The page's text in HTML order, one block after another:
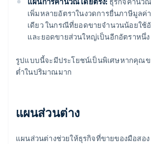
เพิ่มหลายอัตราในงวดการยื่นภาษีมูลค่
เดียว ในกรณีที่ยอดขายจำนวนน้อยใช้
และยอดขายส่วนใหญ่เป็นอีกอัตราหนึ่ง
รูปแบบนี้จะมีประโยชน์เป็นพิเศษหากคุณ
ต่ำในปริมาณมาก
แผนส่วนต่าง
แผนส่วนต่างช่วยให้ธุรกิจที่ขายของมือสอ